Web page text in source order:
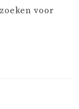
voor